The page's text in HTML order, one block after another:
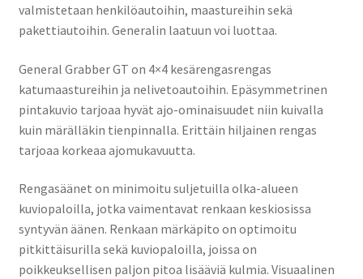
valmistetaan henkilöautoihin, maastureihin sekä
pakettiautoihin. Generalin laatuun voi luottaa.
General Grabber GT on 4×4 kesärengasrengas
katumaastureihin ja nelivetoautoihin. Epäsymmetrinen
pintakuvio tarjoaa hyvät ajo-ominaisuudet niin kuivalla
kuin märälläkin tienpinnalla. Erittäin hiljainen rengas
tarjoaa korkeaa ajomukavuutta.
Rengasäänet on minimoitu suljetuilla olka-alueen
kuviopaloilla, jotka vaimentavat renkaan keskiosissa
syntyvän äänen. Renkaan märkäpito on optimoitu
pitkittäisurilla sekä kuviopaloilla, joissa on
poikkeuksellisen paljon pitoa lisääviä kulmia. Visuaalinen